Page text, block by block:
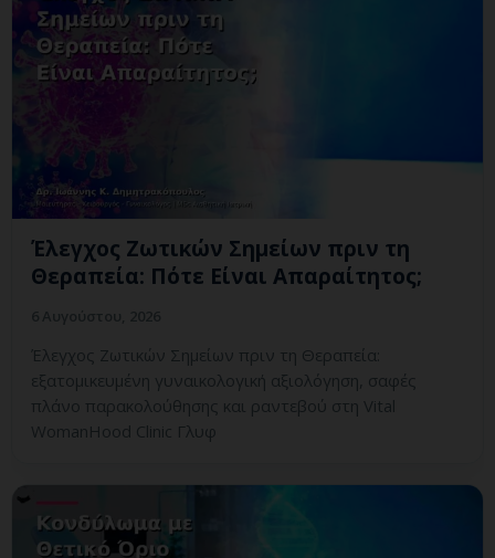
Έλεγχος Ζωτικών Σημείων πριν τη
Θεραπεία: Πότε Είναι Απαραίτητος;
Έλεγχος Ζωτικών Σημείων πριν τη Θεραπεία:
εξατομικευμένη γυναικολογική αξιολόγηση, σαφές
πλάνο παρακολούθησης και ραντεβού στη Vital
WomanHood Clinic Γλυφ